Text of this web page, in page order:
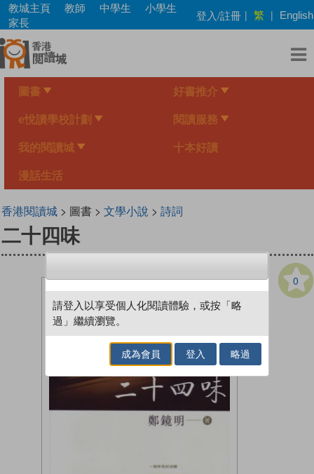
Skip
main
content
教城主頁 教師 中學生
小學生
家長
登入/註冊 | 繁 | English
圖書 好書推介
e悅讀學校計劃 閱讀服務
我的閱讀城 十本好讀
漫話生活
香港閱讀城> 圖書 > 文學小說 > 詩詞
二十四味
0
請登入以享受個人化閱讀體驗，或按「略
過」繼續瀏覽。
成為會員 登入 略過